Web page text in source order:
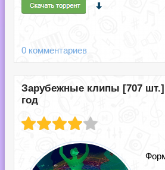
0 комментариев
Зарубежные клипы [707 шт.]
год